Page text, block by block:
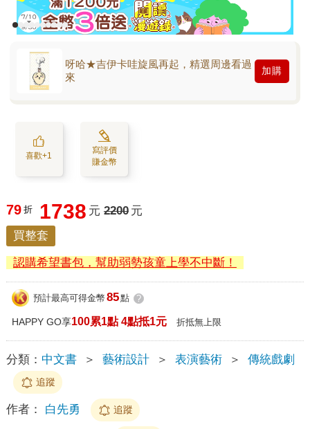
呀哈★吉伊卡哇旋風再起，精選周邊看過
來
加購
喜歡+1
寫評價
賺金幣
79 折 1738 元 2200 元
買整套
認購希望書包，幫助弱勢孩童上學不中斷！
預計最高可得金幣 85點 ?
HAPPY GO享100累1點 4點抵1元 折抵無上限
分類： 中文書 ＞ 藝術設計 ＞ 表演藝術 ＞ 傳統戲劇
追蹤
作者： 白先勇 追蹤